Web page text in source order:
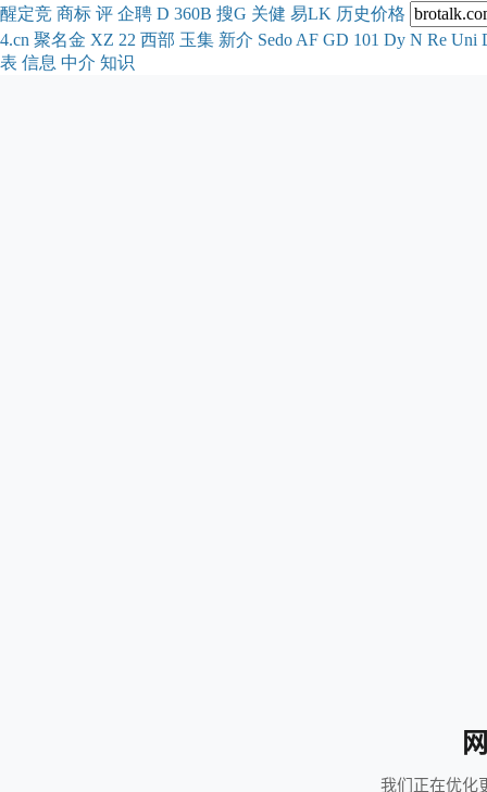
醒定竞 商标 评 企聘 D 360B 搜G 关健 易LK 历史价格
4.cn 聚名金 XZ 22 西部 玉集 新介 Sedo AF GD 101 Dy N Re Uni
表 信息 中介 知识